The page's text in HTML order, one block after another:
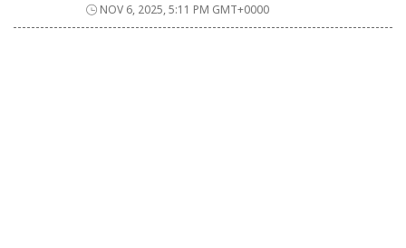
NOV 6, 2025, 5:11 PM GMT+0000